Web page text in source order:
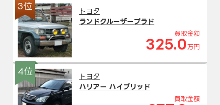
3位
トヨタ
ランドクルーザープラド
買取金額
325.0 万円
4位
トヨタ
ハリアー ハイブリッド
買取金額